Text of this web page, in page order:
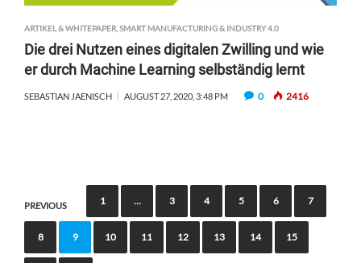
ARTIKEL & WHITEPAPER SMART MANUFACTURING & INDUSTRY 4.0
Die drei Nutzen eines digitalen Zwilling und wie
er durch Machine Learning selbständig lernt
SEBASTIAN JAENISCH AUGUST 27, 2020, 3:48 PM 0 2416
P
o
s
PREVIOUS 1 … 3 4 5 6 7
8 9 10 11 12 13 14 15